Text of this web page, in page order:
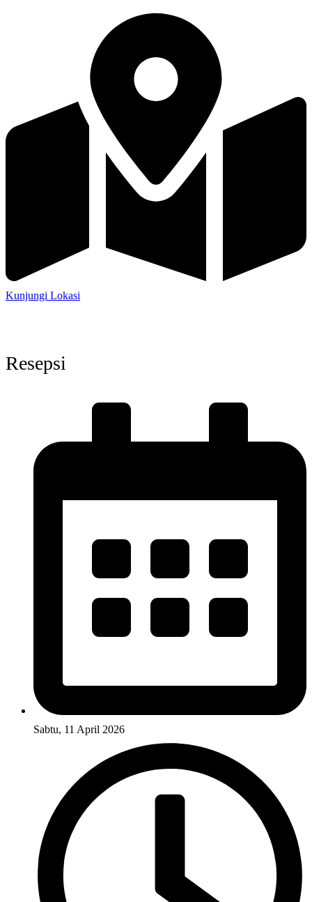
Kunjungi Lokasi
Resepsi
Sabtu, 11 April 2026